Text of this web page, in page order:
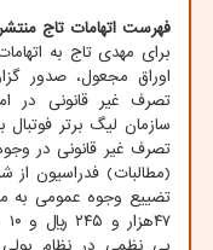
فهرست اتهامات تاج
برای مهدی تاج به
اوراق مجعول، صدور
تصرف غیر قانونی در
سازمان لیگ برتر فوتبال
تصرف غیر قانونی در
(مطالبات) فدراسیون از